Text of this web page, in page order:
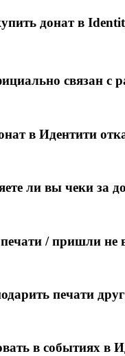
донат в
связан с
в Идентити
ли вы чеки за
/ пришли не
печати
в событиях в